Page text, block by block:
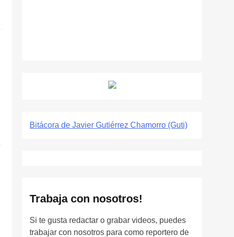
Bitácora de Javier Gutiérrez Chamorro (Guti)
Trabaja con nosotros!
Si te gusta redactar o grabar videos, puedes
trabajar con nosotros para como reportero de